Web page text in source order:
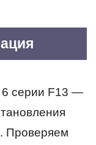
6 серии F13 —
Проверяем